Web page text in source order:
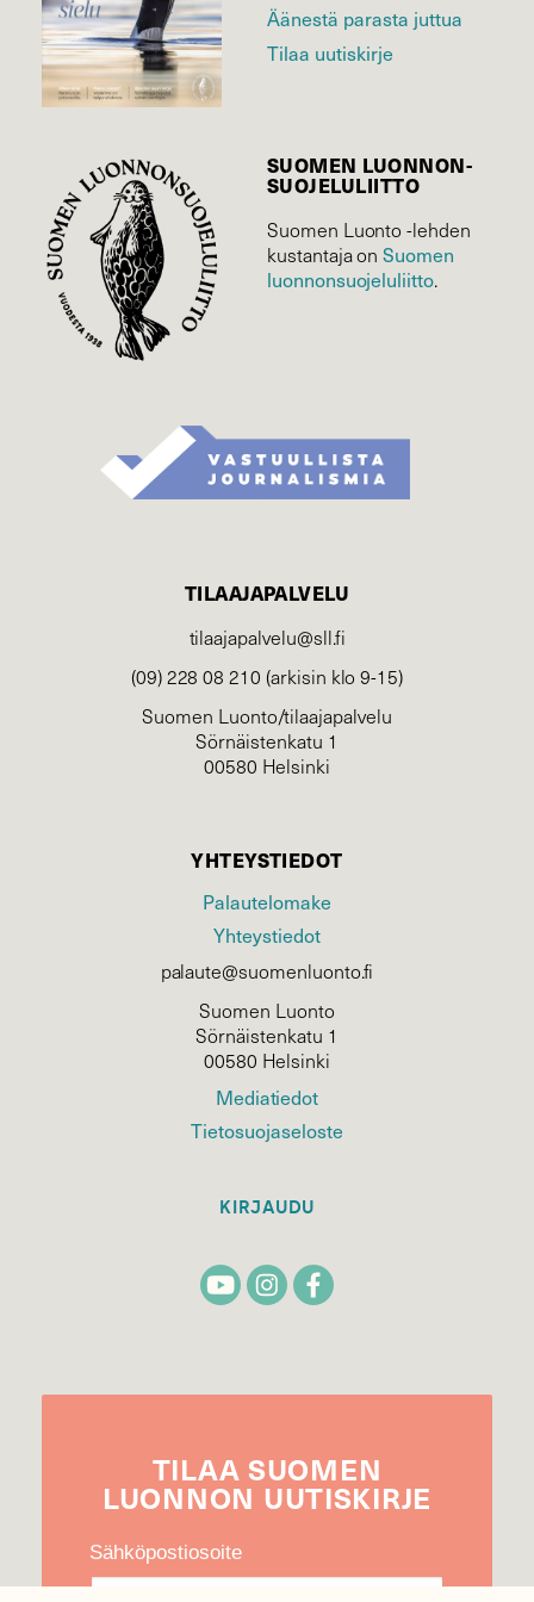
Äänestä parasta juttua
Tilaa uutiskirje
SUOMEN LUONNON­
SUOJELU­LIITTO
Suomen Luonto -lehden
kustantaja onSuomen
luonnonsuojelu­liitto.
TILAAJAPALVELU
tilaajapalvelu@sll.fi
(09) 228 08 210 (arkisin klo 9-15)
Suomen Luonto/tilaajapalvelu
Sörnäistenkatu 1
00580 Helsinki
YHTEYSTIEDOT
Palautelomake
Yhteystiedot
palaute@suomenluonto.fi
Suomen Luonto
Sörnäistenkatu 1
00580 Helsinki
Mediatiedot
Tietosuojaseloste
KIRJAUDU
TILAA SUOMEN
LUONNON UUTIS­KIRJE
Sähköpostiosoite